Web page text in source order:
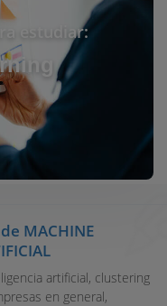
estudiar:
MACHINE
artificial, clustering
en general,